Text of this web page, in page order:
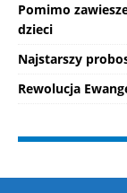
Pomimo
dzieci
Najstarszy
Rewolucja